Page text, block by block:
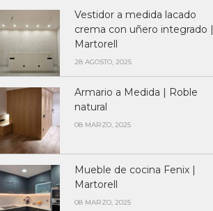
Vestidor a medida lacado
crema con uñero integrado |
Martorell
28 AGOSTO, 2025
Armario a Medida | Roble
natural
08 MARZO, 2025
Mueble de cocina Fenix |
Martorell
08 MARZO, 2025